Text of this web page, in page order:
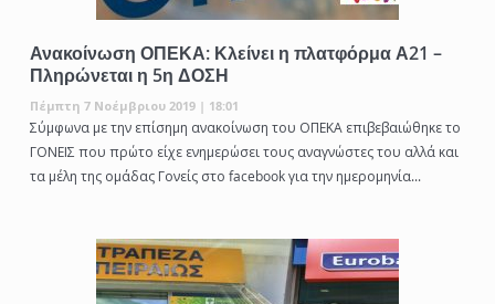
Ανακοίνωση ΟΠΕΚΑ: Κλείνει η πλατφόρμα Α21 –
Πληρώνεται η 5η ΔΟΣΗ
Πέμπτη 7 Νοέμβριου 2019 | 18:01
Σύμφωνα με την επίσημη ανακοίνωση του ΟΠΕΚΑ επιβεβαιώθηκε το
ΓΟΝΕΙΣ που πρώτο είχε ενημερώσει τους αναγνώστες του αλλά και
τα μέλη της ομάδας Γονείς στο facebook για την ημερομηνία...